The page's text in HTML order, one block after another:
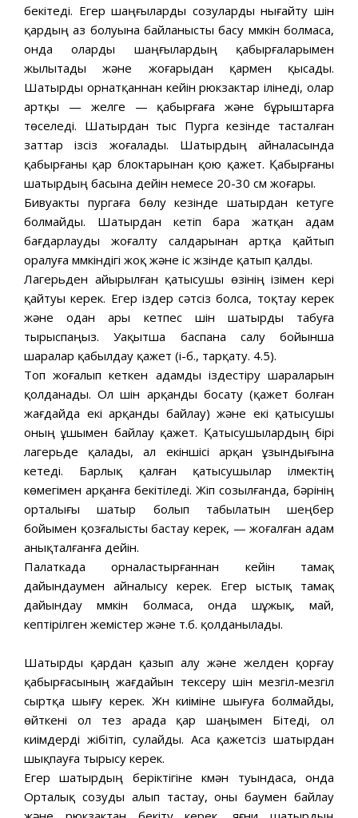
бекітеді. Егер шаңғыларды созуларды нығайту үшін
қардың аз болуына байланысты басу мүмкін болмаса,
онда оларды шаңғылардың қабырғаларымен
жылытады және жоғарыдан қармен қысады.
Шатырды орнатқаннан кейін рюкзактар ілінеді, олар
артқы — желге — қабырғаға және бұрыштарға
төселеді. Шатырдан тыс Пурга кезінде тасталған
заттар ізсіз жоғалады. Шатырдың айналасында
қабырғаны қар блоктарынан қою қажет. Қабырғаны
шатырдың басына дейін немесе 20-30 см жоғары.
Бивуакты пургаға бөлу кезінде шатырдан кетуге
болмайды. Шатырдан кетіп бара жатқан адам
бағдарлауды жоғалту салдарынан артқа қайтып
оралуға мүмкіндігі жоқ және іс жүзінде қатып қалды.
Лагерьден айырылған қатысушы өзінің ізімен кері
қайтуы керек. Егер іздер сәтсіз болса, тоқтау керек
және одан ары кетпес үшін шатырды табуға
тырыспаңыз. Уақытша баспана салу бойынша
шаралар қабылдау қажет (і-б., тарқату. 4.5).
Топ жоғалып кеткен адамды іздестіру шараларын
қолданады. Ол үшін арқанды босату (қажет болған
жағдайда екі арқанды байлау) және екі қатысушы
оның ұшымен байлау қажет. Қатысушылардың бірі
лагерьде қалады, ал екіншісі арқан ұзындығына
кетеді. Барлық қалған қатысушылар ілмектің
көмегімен арқанға бекітіледі. Жіп созылғанда, бәрінің
орталығы шатыр болып табылатын шеңбер
бойымен қозғалысты бастау керек, — жоғалған адам
анықталғанға дейін.
Палаткада орналастырғаннан кейін тамақ
дайындаумен айналысу керек. Егер ыстық тамақ
дайындау мүмкін болмаса, онда шұжық, май,
кептірілген жемістер және т.б. қолданылады.
Шатырды қардан қазып алу және желден қорғау
қабырғасының жағдайын тексеру үшін мезгіл-мезгіл
сыртқа шығу керек. Жүн киіміне шығуға болмайды,
өйткені ол тез арада қар шаңымен Бітеді, ол
киімдерді жібітіп, сулайды. Аса қажетсіз шатырдан
шықпауға тырысу керек.
Егер шатырдың беріктігіне күмән туындаса, онда
Орталық созуды алып тастау, оны баумен байлау